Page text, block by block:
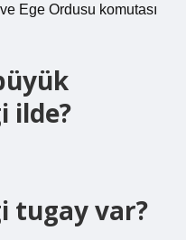
Ege Ordusu komutası
ilde?
tugay var?